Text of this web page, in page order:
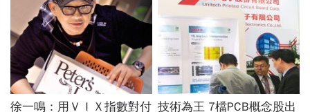
徐一鳴：用ＶＩＸ指數對付 技術為王 7檔PCB概念股出